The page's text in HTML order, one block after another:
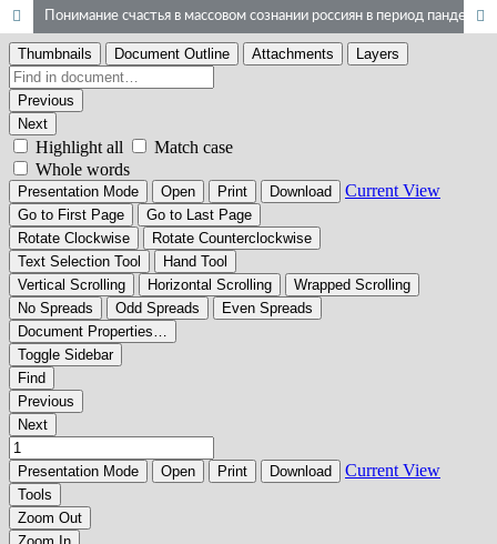
Понимание счастья в массовом сознании россиян в период пандемии